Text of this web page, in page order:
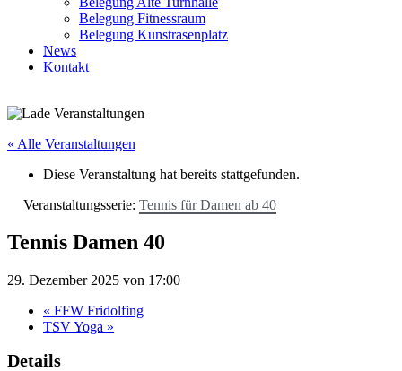
Belegung Fitnessraum
Belegung Kunstrasenplatz
News
Kontakt
« Alle Veranstaltungen
Diese Veranstaltung hat bereits stattgefunden.
Veranstaltungsserie: Tennis für Damen ab 40
Tennis Damen 40
29. Dezember 2025 von 17:00
« FFW Fridolfing
TSV Yoga »
Details